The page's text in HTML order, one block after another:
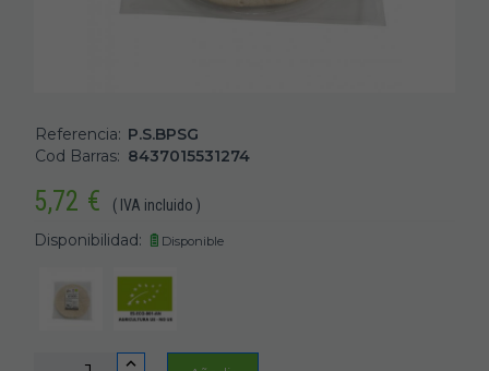
Referencia: P.S.BPSG
Cod Barras: 8437015531274
5,72 € ( IVA incluido )
Disponibilidad: Disponible